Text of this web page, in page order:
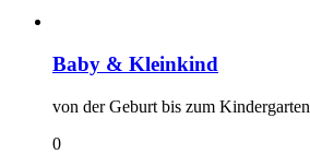
Baby & Kleinkind
von der Geburt bis zum Kindergarten
0